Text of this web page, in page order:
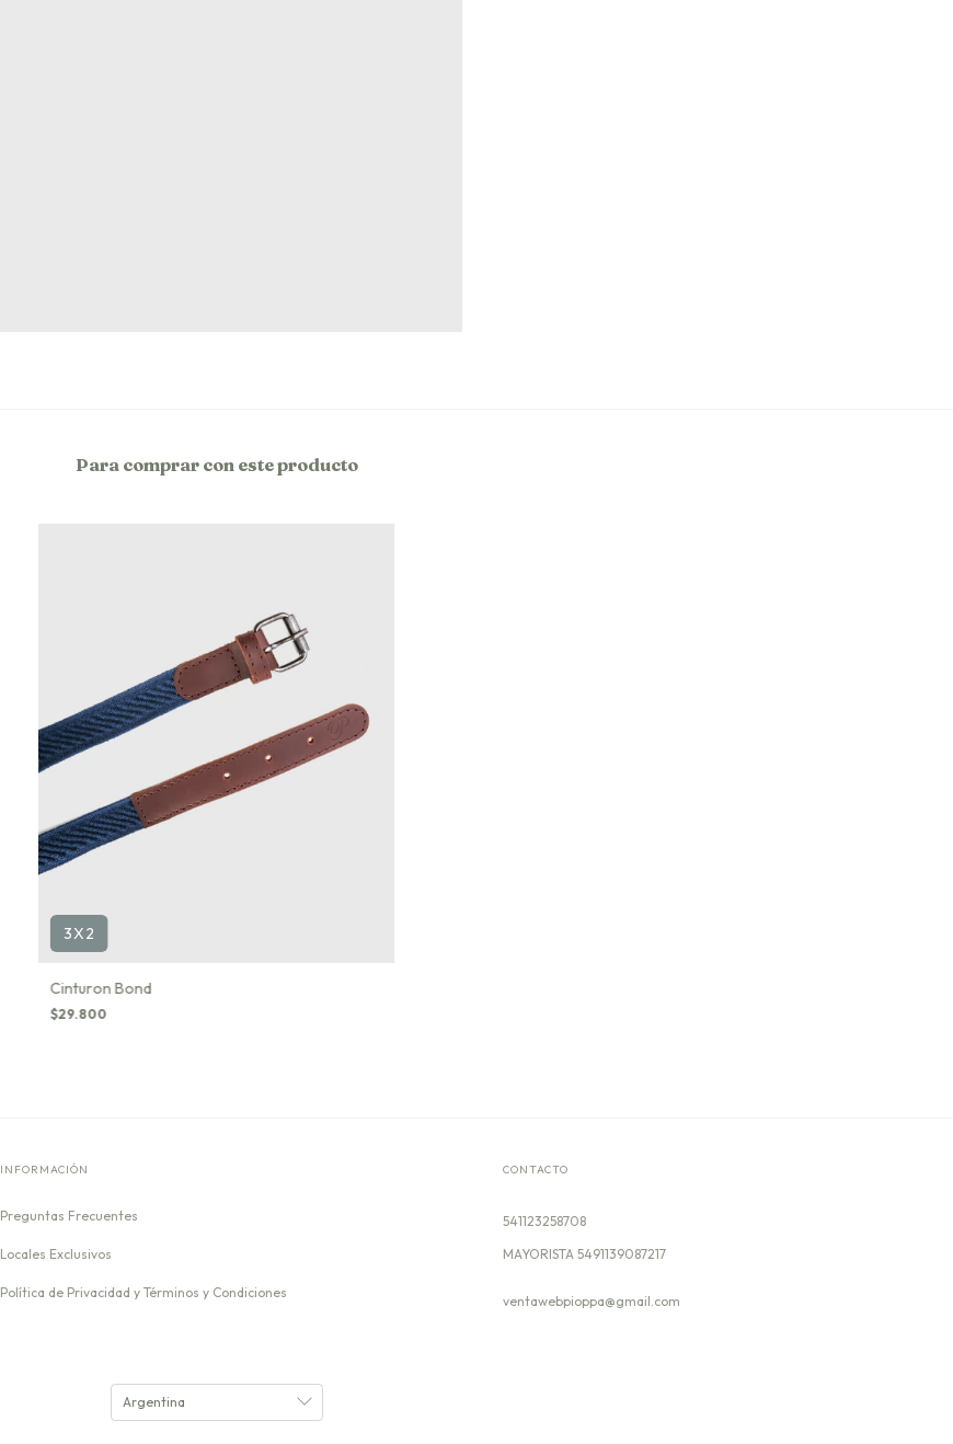
Para comprar con este producto
3X2
Cinturon Bond
$29.800
INFORMACIÓN
Preguntas Frecuentes
Locales Exclusivos
Política de Privacidad y Términos y Condiciones
CONTACTO
541123258708
ventawebpioppa@gmail.com